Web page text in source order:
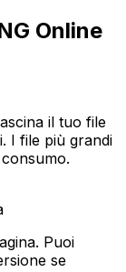
Online
il tuo file
I file più grandi
Puoi
se